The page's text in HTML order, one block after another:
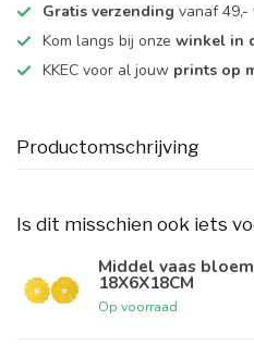
Gratis verzending vanaf 49,-
Kom langs bij onze winkel in
KKEC voor al jouw prints op
Productomschrijving
Is dit misschien ook iets
Middel vaas
18X6X18CM
Op voorraad